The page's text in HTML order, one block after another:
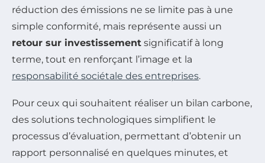
réduction des émissions ne se limite pas à une
simple conformité, mais représente aussi un
retour sur investissement significatif à long
terme, tout en renforçant l’image et la
responsabilité sociétale des entreprises.
Pour ceux qui souhaitent réaliser un bilan carbone,
des solutions technologiques simplifient le
processus d’évaluation, permettant d’obtenir un
rapport personnalisé en quelques minutes, et